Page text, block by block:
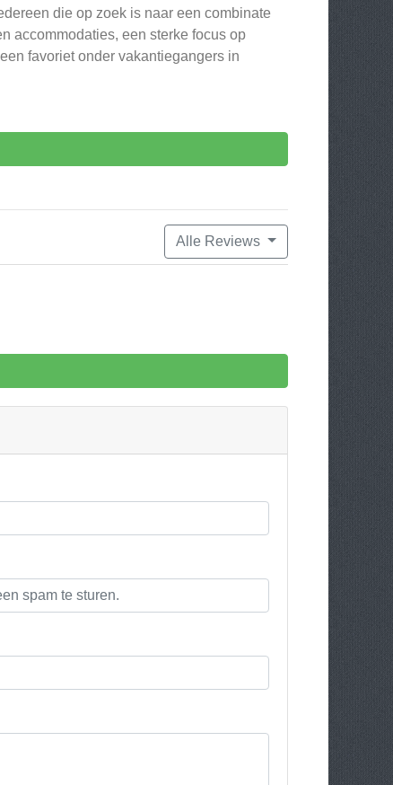
die op zoek is naar een combinate
accommodaties, een sterke focus op
favoriet onder vakantiegangers in
Alle Reviews